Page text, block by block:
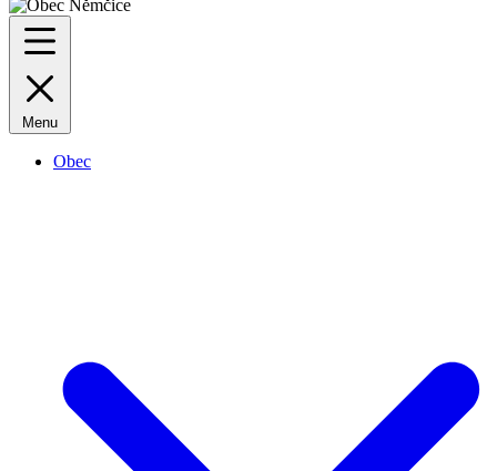
Menu
Obec